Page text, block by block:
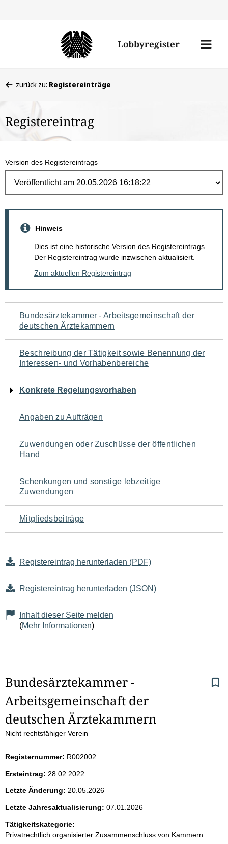
Lobbyregister
Menü
befinden
hier:
zurück zu: Registereinträge
Registereintrag
Version des Registereintrags
Hinweis
Dies ist eine historische Version des Registereintrags.
Der Registereintrag wurde inzwischen aktualisiert.
Zum aktuellen Registereintrag
Navigation
für
den
Seiteninhalt
Bundesärztekammer - Arbeitsgemeinschaft der
deutschen Ärztekammern
Beschreibung der Tätigkeit sowie Benennung der
Interessen- und Vorhabenbereiche
Konkrete Regelungsvorhaben
Angaben zu Aufträgen
Zuwendungen oder Zuschüsse der öffentlichen
Hand
Schenkungen und sonstige lebzeitige
Zuwendungen
Mitgliedsbeiträge
Registereintrag herunterladen (PDF)
Registereintrag herunterladen (JSON)
Inhalt dieser Seite melden
(Mehr Informationen)
S
e
i
e
n
i
n
Bundesärztekammer -
Arbeitsgemeinschaft der
deutschen Ärztekammern
Nicht rechtsfähiger Verein
Registernummer: R002002
Ersteintrag: 28.02.2022
Letzte Änderung: 20.05.2026
Letzte Jahresaktualisierung: 07.01.2026
Tätigkeitskategorie:
Privatrechtlich organisierter Zusammenschluss von Kammern